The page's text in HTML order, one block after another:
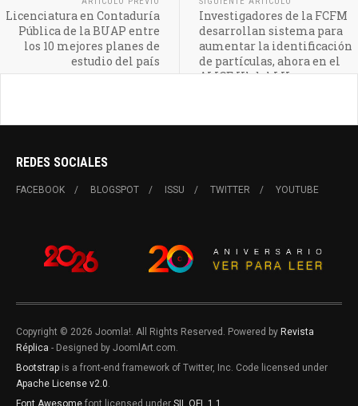
Licenciatura en Contaduría
Pública de la BUAP entre
los 10 mejores planes de
estudio del país
Investigadores de la FCFM
desarrollan sistema para
aumentar la identificación
de partículas, ahora en el
ALICE IIl del LH
REDES SOCIALES
FACEBOOK BLOGSPOT ISSU TWITTER YOUTUBE
Copyright © 2026 Joomla!. All Rights Reserved. Powered by Revista
Réplica - Designed by JoomlArt.com.
Bootstrap is a front-end framework of Twitter, Inc. Code licensed under
Apache License v2.0.
Font Awesome font licensed under SIL OFL 1.1